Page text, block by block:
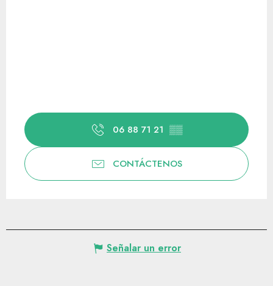
06 88 71 21 ▒▒
CONTÁCTENOS
Señalar un error